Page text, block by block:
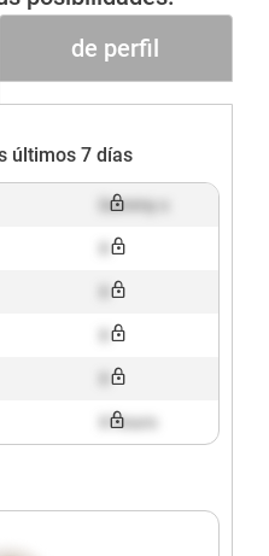
de perfil
últimos 7 días
Dummy x
X hours